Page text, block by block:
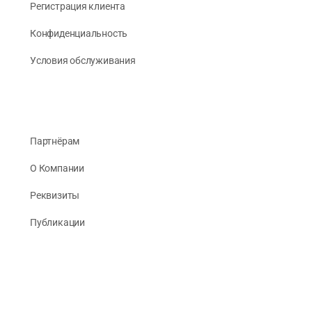
Регистрация клиента
Конфиденциальность
Условия обслуживания
Партнёрам
О Компании
Реквизиты
Публикации